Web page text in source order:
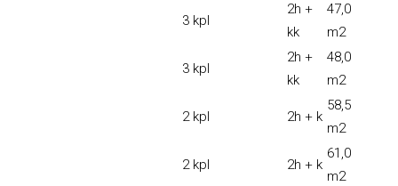
3 kpl
2h +
kk
47,0
m2
3 kpl
2h +
kk
48,0
m2
2 kpl 2h + k
58,5
m2
2 kpl 2h + k
61,0
m2